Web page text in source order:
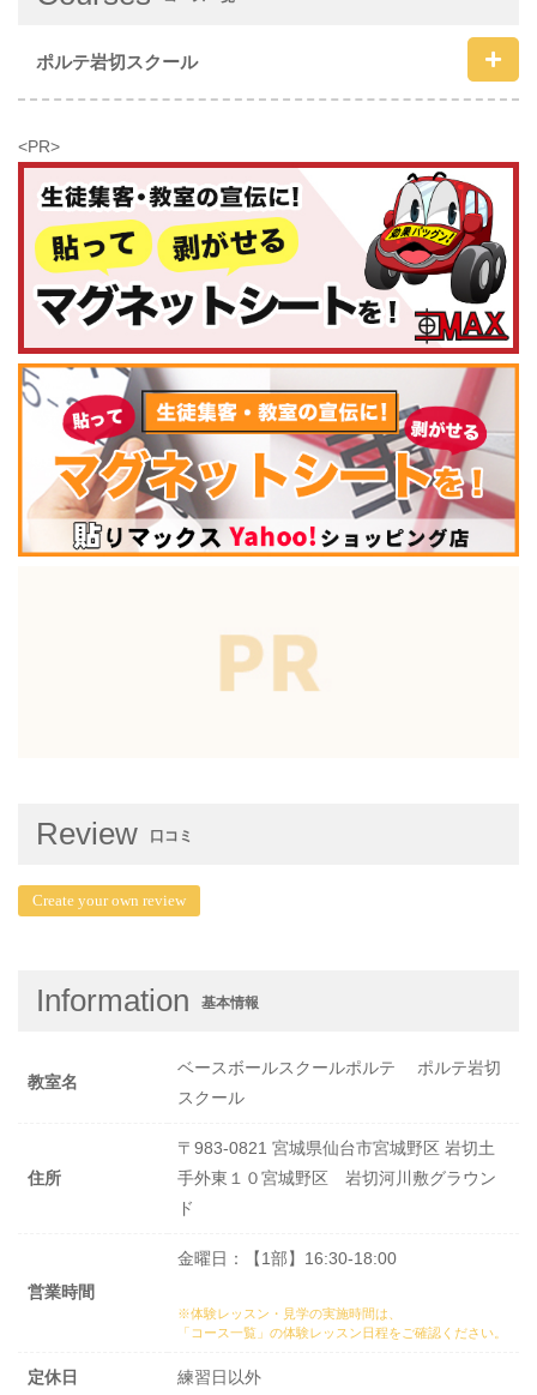
ポルテ岩切スクール
<PR>
Review 口コミ
Create your own review
Information 基本情報
教室名
ベースボールスクールポルテ ポルテ岩切
スクール
住所
〒983-0821 宮城県仙台市宮城野区 岩切土
手外東１０宮城野区 岩切河川敷グラウン
ド
営業時間
金曜日：【1部】16:30-18:00
※体験レッスン・見学の実施時間は、
「コース一覧」の体験レッスン日程をご確認ください。
定休日 練習日以外